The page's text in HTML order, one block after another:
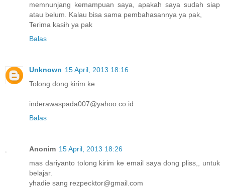
memnunjang kemampuan saya, apakah saya sudah siap
atau belum. Kalau bisa sama pembahasannya ya pak,
Terima kasih ya pak
Balas
Unknown 15 April, 2013 18:16
Tolong dong kirim ke
inderawaspada007@yahoo.co.id
Balas
Anonim 15 April, 2013 18:26
mas dariyanto tolong kirim ke email saya dong pliss,, untuk
belajar.
yhadie sang rezpecktor@gmail.com